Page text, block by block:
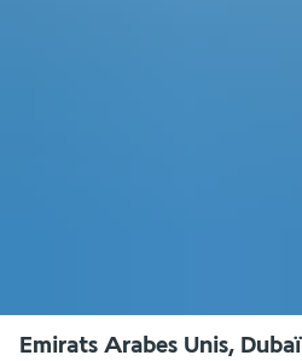
Emirats Arabes Unis, Dubaï